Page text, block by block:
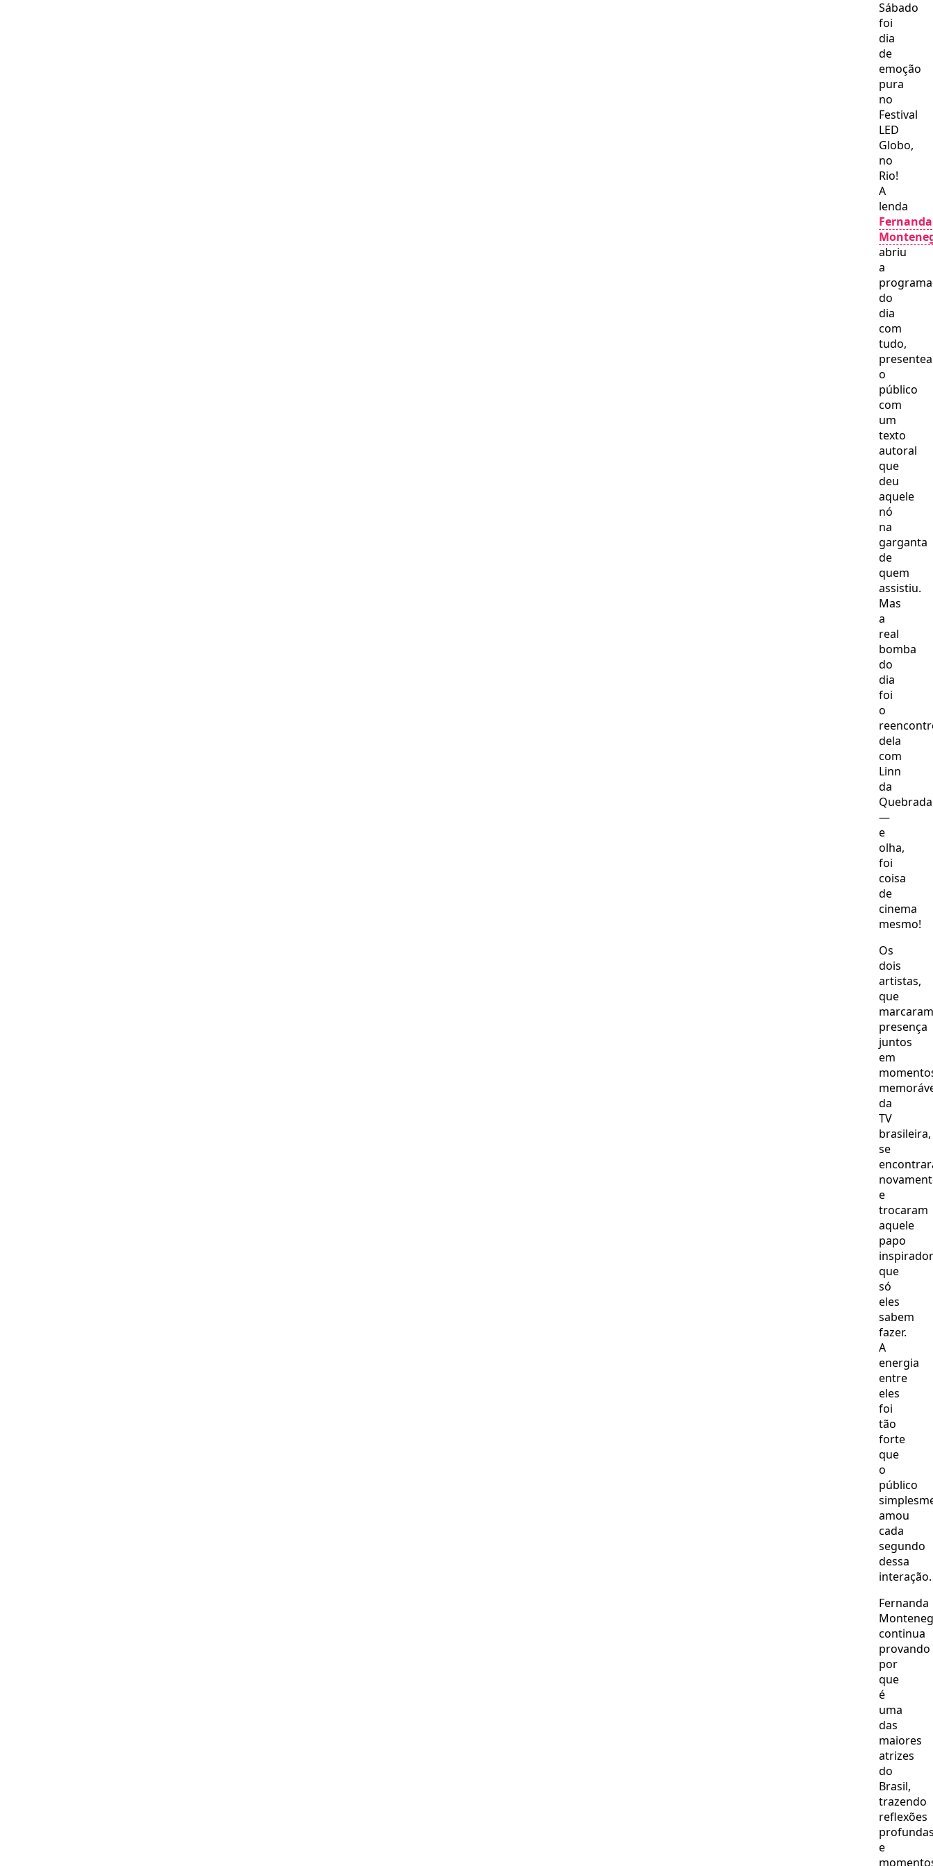
Sábado
foi
dia
de
emoção
pura
no
Festival
LED
Globo,
no
Rio!
A
lenda
Fernanda
abriu
a
do
dia
com
tudo,
o
público
com
um
texto
autoral
que
deu
aquele
nó
na
garganta
de
quem
assistiu.
Mas
a
real
bomba
do
dia
foi
o
dela
com
Linn
da
Quebrada
—
e
olha,
foi
coisa
de
cinema
mesmo!
Os
dois
artistas,
que
marcaram
presença
juntos
em
da
TV
brasileira,
se
e
trocaram
aquele
papo
inspirador
que
só
eles
sabem
fazer.
A
energia
entre
eles
foi
tão
forte
que
o
público
amou
cada
segundo
dessa
interação.
Fernanda
continua
provando
por
que
é
uma
das
maiores
atrizes
do
Brasil,
trazendo
reflexões
e